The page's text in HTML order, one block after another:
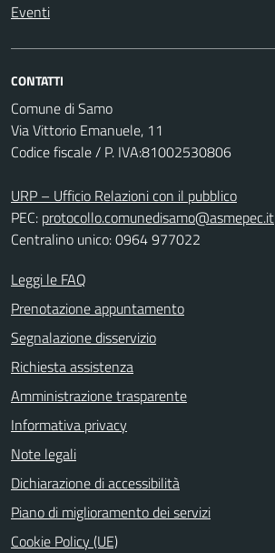
Eventi
CONTATTI
Comune di Samo
Via Vittorio Emanuele, 11
Codice fiscale / P. IVA:81002530806
URP – Ufficio Relazioni con il pubblico
PEC: protocollo.comunedisamo@asmepec.it
Centralino unico: 0964 977022
Leggi le FAQ
Prenotazione appuntamento
Segnalazione disservizio
Richiesta assistenza
Amministrazione trasparente
Informativa privacy
Note legali
Dichiarazione di accessibilità
Piano di miglioramento dei servizi
Cookie Policy (UE)